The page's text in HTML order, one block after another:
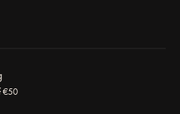
€50